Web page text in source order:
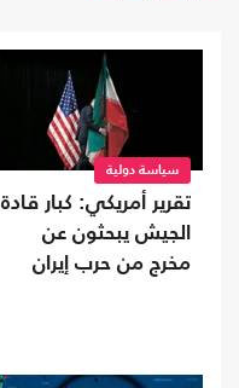
سياسة دولية
تقرير أمريكي: كبار قادة
الجيش يبحثون عن
مخرج من حرب إيران